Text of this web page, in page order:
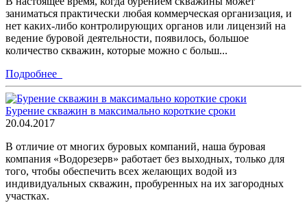
заниматься практически любая коммерческая организация, и
нет каких-либо контролирующих органов или лицензий на
ведение буровой деятельности, появилось, большое
количество скважин, которые можно с больш...
Подробнее
Бурение скважин в максимально короткие сроки
20.04.2017
В отличие от многих буровых компаний, наша буровая
компания «Водорезерв» работает без выходных, только для
того, чтобы обеспечить всех желающих водой из
индивидуальных скважин, пробуренных на их загородных
участках.